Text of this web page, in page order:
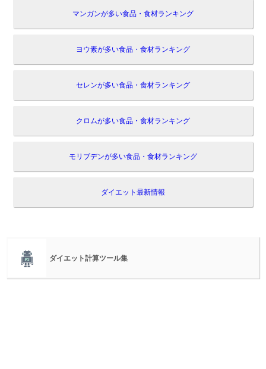
マンガンが多い食品・食材ランキング
ヨウ素が多い食品・食材ランキング
セレンが多い食品・食材ランキング
クロムが多い食品・食材ランキング
モリブデンが多い食品・食材ランキング
ダイエット最新情報
ダイエット計算ツール集